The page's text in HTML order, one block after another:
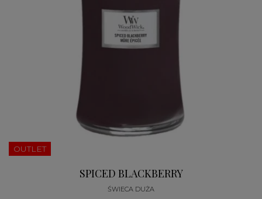
OUTLET
SPICED BLACKBERRY
ŚWIECA DUŻA